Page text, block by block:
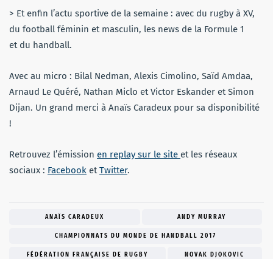
> Et enfin l’actu sportive de la semaine : avec du rugby à XV,
du football féminin et masculin, les news de la Formule 1
et du handball.
Avec au micro : Bilal Nedman, Alexis Cimolino, Saïd Amdaa,
Arnaud Le Quéré, Nathan Miclo et Victor Eskander et Simon
Dijan. Un grand merci à Anaïs Caradeux pour sa disponibilité
!
Retrouvez l’émission en replay sur le site et les réseaux
sociaux : Facebook etTwitter.
ANAÏS CARADEUX ANDY MURRAY
CHAMPIONNATS DU MONDE DE HANDBALL 2017
FÉDÉRATION FRANÇAISE DE RUGBY NOVAK DJOKOVIC